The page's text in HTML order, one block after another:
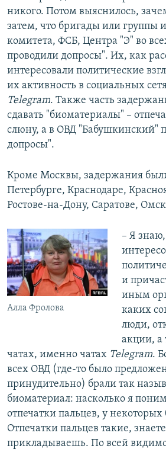
никого. Потом выяснилось,
затем, что бригады или группы
комитета, ФСБ, Центра "Э" во
проводили допросы​". Их, как
интересовали политические
их активность в социальных
Telegram. Также часть
сдавать "биоматериалы" –​
слюну, а в ОВД "Бабушкинский"
допросы".
Кроме Москвы, задержания
Петербурге, Краснодаре,
Ростове-на-Дону, Саратове,
Алла Фролова
– Я знаю,
и
иным
каких
люди,
акции, а
чатах, именно чатах Telegram.
всех ОВД (где-то было
принудительно) брали так
биоматериал: насколько я
отпечатки пальцев, у
Отпечатки пальцев такие,
прикладываешь. По всей